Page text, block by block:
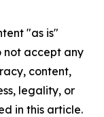
"as is"
not accept any
content,
legality, or
in this article.